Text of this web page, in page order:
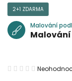
2+1 ZDARMA
Malování